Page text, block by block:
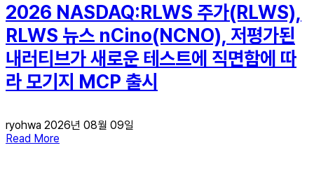
2026 NASDAQ:RLWS 주가(RLWS),
RLWS 뉴스 nCino(NCNO), 저평가된
내러티브가 새로운 테스트에 직면함에 따
라 모기지 MCP 출시
ryohwa 2026년 08월 09일
Read More